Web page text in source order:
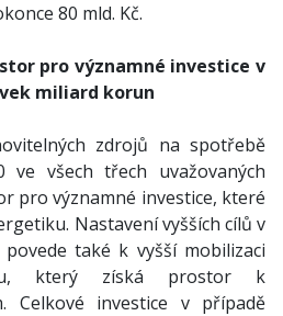
80 mld. Kč.
pro významné investice v
miliard korun
zdrojů na spotřebě
všech třech uvažovaných
pro významné investice, které
Nastavení vyšších cílů v
také k vyšší mobilizaci
který získá prostor k
Celkové investice v případě